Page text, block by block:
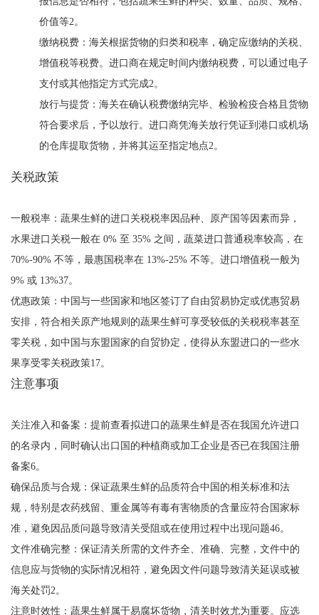
价值等2。
缴纳税费：海关根据货物的归类和税率，确定应缴纳的关税、
增值税等税费。进口商在规定时间内缴纳税费，可以通过电子
支付或其他指定方式完成2。
放行与提货：海关在确认税费缴纳完毕、检验检疫合格且货物
符合要求后，予以放行。进口商凭海关放行凭证到港口或机场
的仓库提取货物，并将其运至指定地点2。
关税政策
一般税率：蔬果生鲜的进口关税税率因品种、原产国等因素而异，
水果进口关税一般在 0% 至 35% 之间，蔬菜进口普通税率较高，在
70%-90% 不等，最惠国税率在 13%-25% 不等。进口增值税一般为
9% 或 13%37。
优惠政策：中国与一些国家和地区签订了自由贸易协定或优惠贸易
安排，符合相关原产地规则的蔬果生鲜可享受较低的关税税率甚至
零关税，如中国与东盟国家的自贸协定，使得从东盟进口的一些水
果享受零关税政策17。
注意事项
关注准入和备案：提前查看拟进口的蔬果生鲜是否在我国允许进口
的名录内，同时确认出口国的种植商或加工企业是否已在我国注册
备案6。
确保品质与合规：保证蔬果生鲜的品质符合中国的相关标准和法
规，特别是农药残留、重金属等有毒有害物质的含量应符合国家标
准，避免因品质问题导致清关受阻或在使用过程中出现问题46。
文件准确完整：保证清关所需的文件齐全、准确、完整，文件中的
信息应与货物的实际情况相符，避免因文件问题导致清关延误或被
海关处罚2。
注意时效性：蔬果生鲜属于易腐坏货物，清关时效尤为重要。应选